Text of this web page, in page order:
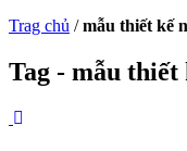
Trag chủ /mẫu thiết kế
Tag - mẫu thiết